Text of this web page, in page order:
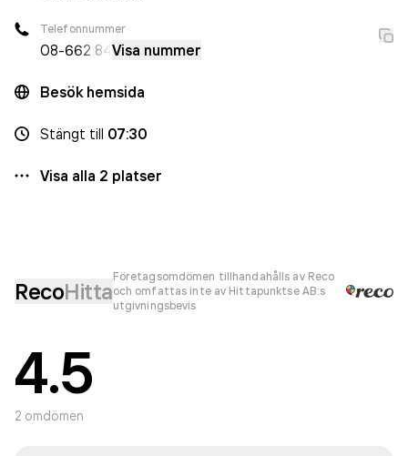
Telefonnummer
08-662 84 Visa nummer
Besök hemsida
Stängt till 07:30
Visa alla 2 platser
RecoHitta
Företagsomdömen tillhandahålls av Reco
och omfattas inte av Hittapunktse AB:s
utgivningsbevis
4.5
2 omdömen